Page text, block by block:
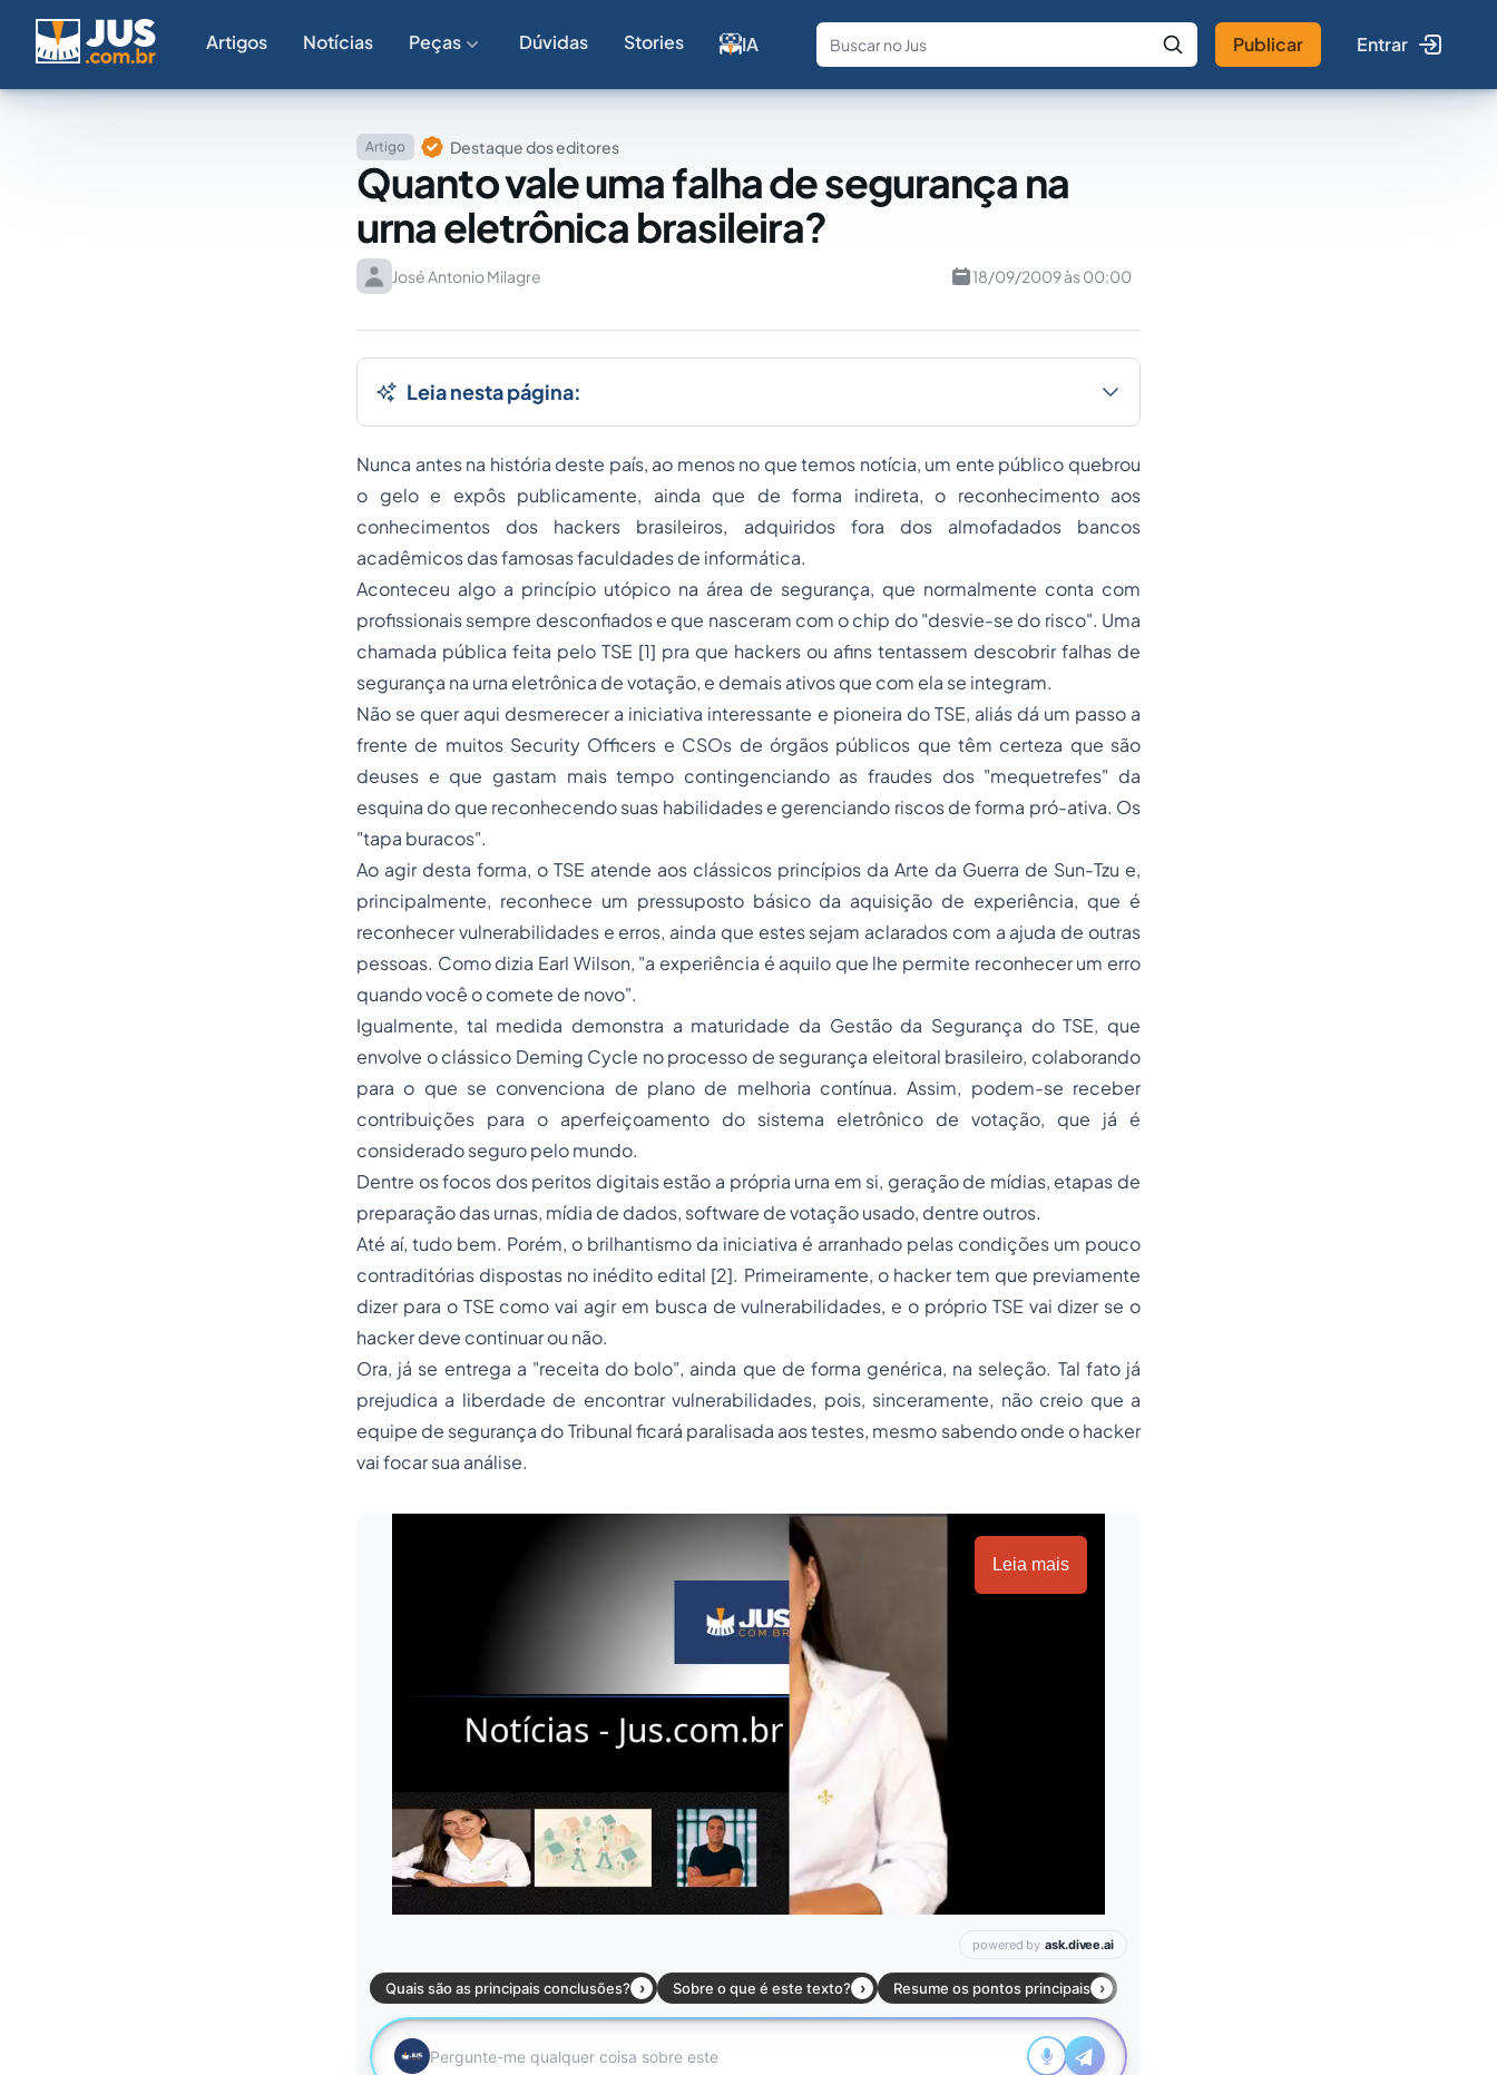
Artigos Notícias Peças Dúvidas Stories IA
Fale com a IA Buscar no Jus
Publicar Entrar
Artigo Destaque dos editores
Quanto vale uma falha de segurança na
urna eletrônica brasileira?
José Antonio Milagre 18/09/2009 às 00:00
Leia nesta página:
Nunca antes na história deste país, ao menos no que temos notícia, um ente público quebrou
o gelo e expôs publicamente, ainda que de forma indireta, o reconhecimento aos
conhecimentos dos hackers brasileiros, adquiridos fora dos almofadados bancos
acadêmicos das famosas faculdades de informática.
Aconteceu algo a princípio utópico na área de segurança, que normalmente conta com
profissionais sempre desconfiados e que nasceram com o chip do "desvie-se do risco". Uma
chamada pública feita pelo TSE [1] pra que hackers ou afins tentassem descobrir falhas de
segurança na urna eletrônica de votação, e demais ativos que com ela se integram.
Não se quer aqui desmerecer a iniciativa interessante e pioneira do TSE, aliás dá um passo a
frente de muitos Security Officers e CSOs de órgãos públicos que têm certeza que são
deuses e que gastam mais tempo contingenciando as fraudes dos "mequetrefes" da
esquina do que reconhecendo suas habilidades e gerenciando riscos de forma pró-ativa. Os
"tapa buracos".
Ao agir desta forma, o TSE atende aos clássicos princípios da Arte da Guerra de Sun-Tzu e,
principalmente, reconhece um pressuposto básico da aquisição de experiência, que é
reconhecer vulnerabilidades e erros, ainda que estes sejam aclarados com a ajuda de outras
pessoas. Como dizia Earl Wilson, "a experiência é aquilo que lhe permite reconhecer um erro
quando você o comete de novo".
Igualmente, tal medida demonstra a maturidade da Gestão da Segurança do TSE, que
envolve o clássico Deming Cycle noprocesso de segurança eleitoral brasileiro, colaborando
para o que se convenciona de plano de melhoria contínua. Assim, podem-se receber
contribuições para o aperfeiçoamento do sistema eletrônico de votação, que já é
considerado seguro pelo mundo.
Dentre os focos dos peritos digitais estão a própria urna em si, geração de mídias, etapas de
preparação das urnas, mídia de dados, software de votação usado, dentre outros.
Até aí, tudo bem. Porém, o brilhantismo da iniciativa é arranhado pelas condições um pouco
contraditórias dispostas no inédito edital [2]. Primeiramente, o hacker tem que previamente
dizer para o TSE como vai agir em busca de vulnerabilidades, e o próprio TSE vai dizer se o
hacker deve continuar ou não.
Ora, já se entrega a "receita do bolo", ainda que de forma genérica, na seleção. Tal fato já
prejudica a liberdade de encontrar vulnerabilidades, pois, sinceramente, não creio que a
equipe de segurança do Tribunal ficará paralisada aos testes, mesmo sabendo onde o hacker
vai focar sua análise.
Leia mais